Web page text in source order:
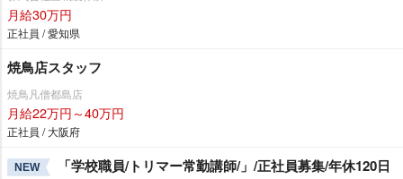
月給30万円
正社員 / 愛知県
焼鳥店スタッフ
焼鳥凡僧都島店
月給22万円～40万円
正社員 / 大阪府
NEW
「学校職員/トリマー常勤講師/」/正社員募集/年休120日